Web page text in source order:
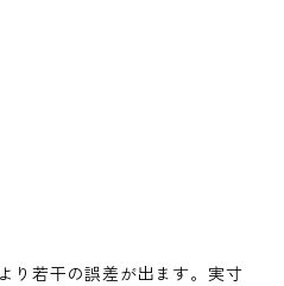
り若干の誤差が出ます。実寸